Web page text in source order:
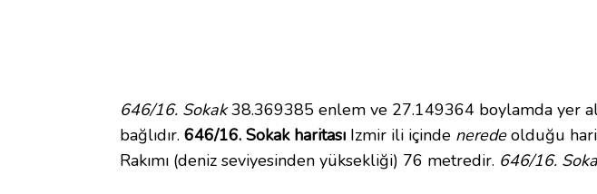
646/16. Sokak38.369385 enlem ve 27.149364 boylamda yer
bağlıdır. 646/16. Sokak haritası Izmir ili içinde neredeolduğu
Rakımı (deniz seviyesinden yüksekliği) 76 metredir. 646/16.